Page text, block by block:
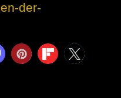
der-